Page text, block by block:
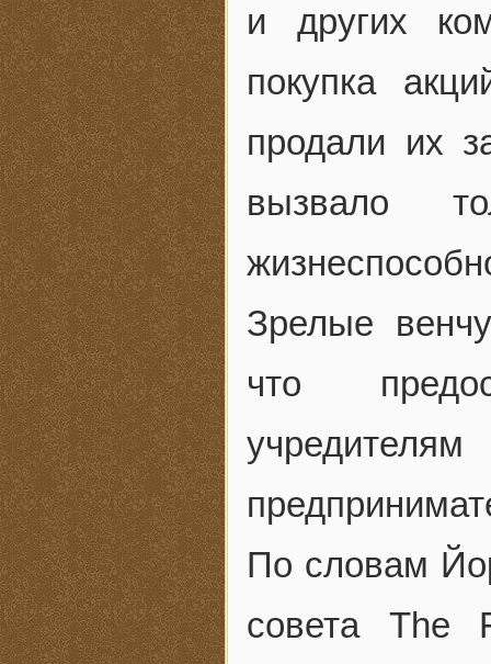
и других
покупка
продали их
вызвало
Зрелые
что
По словам
совета The